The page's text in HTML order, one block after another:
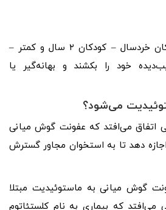
علاوه بر علائم فوق، کودکان خردسال – کودکان ۲ سال و کمتر –
خود را بکشند و بهانه‌گیر یا
می‌شود؟
اتفاق می‌افتد که عفونت گوش میانی
دهد تا به استخوان مجاور گسترش
گوش میانی به ماستوئیدیت مبتلا
می‌افتد که بیماری به نام کلستئاتوم